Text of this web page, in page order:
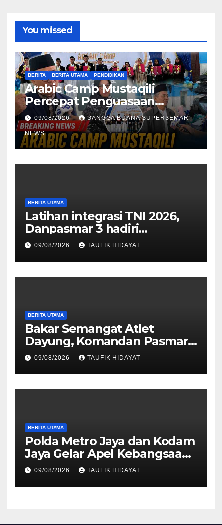
You missed
BERITA BERITA UTAMA PENDIDIKAN
Arabic Camp Mustaqili
Percepat Penguasaan
Bahasa Arab di SMA
09/08/2026 SANGGA BUANA SUPERSEMAR
NEWS
BERITA UTAMA
Latihan integrasi TNI 2026,
Danpasmar 3 hadiri
rangkaian Kehormatan Korps
Marinir di Dabo Singkep
09/08/2026 TAUFIK HIDAYAT
BERITA UTAMA
Bakar Semangat Atlet
Dayung, Komandan Pasmar
3 Berikan Motivasi dan
Apresiasi
09/08/2026 TAUFIK HIDAYAT
BERITA UTAMA
Polda Metro Jaya dan Kodam
Jaya Gelar Apel Kebangsaan
“Jaga Jakarta untuk
Indonesia
09/08/2026 TAUFIK HIDAYAT